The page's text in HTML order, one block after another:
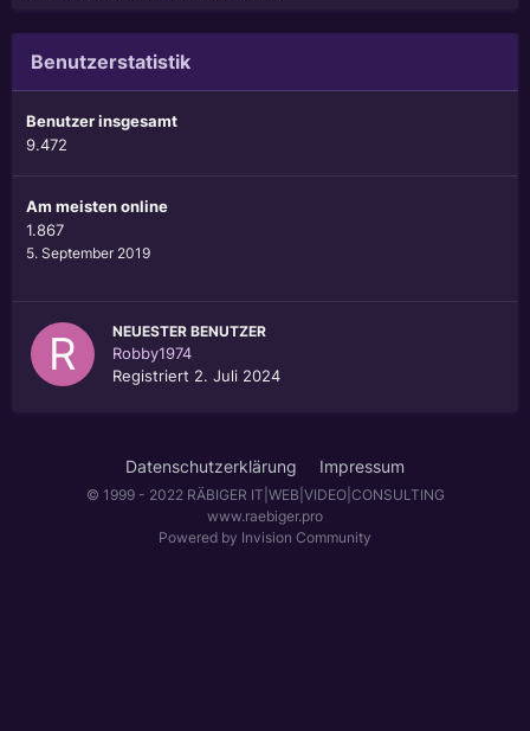
Benutzerstatistik
Benutzer insgesamt
9.472
Am meisten online
1.867
5. September 2019
NEUESTER BENUTZER
Robby1974
Registriert 2. Juli 2024
Datenschutzerklärung Impressum
© 1999 - 2022 RÄBIGER IT|WEB|VIDEO|CONSULTING
www.raebiger.pro
Powered by Invision Community